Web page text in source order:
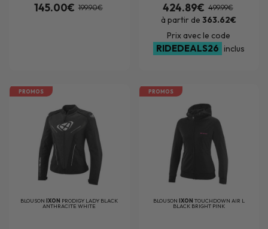
145.00€ 199.90€ 424.89€ 499.99€
à partir de363.62€
Prix avec le code
RIDEDEALS26 inclus
PROMOS
BLOUSONIXON PRODIGY LADY BLACK
ANTHRACITE WHITE
PROMOS
BLOUSON IXON TOUCHDOWN AIR L
BLACK BRIGHT PINK